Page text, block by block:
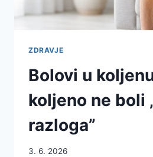
ZDRAVJE
Bolovi u
koljeno ne boli
razloga”
3. 6. 2026